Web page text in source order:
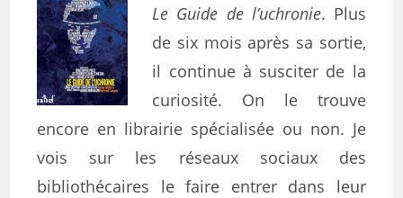
Le Guide de l’uchronie. Plus
de six mois après sa sortie,
il continue à susciter de la
curiosité. On le trouve
encore en librairie spécialisée ou non. Je
vois sur les réseaux sociaux des
bibliothécaires le faire entrer dans leur